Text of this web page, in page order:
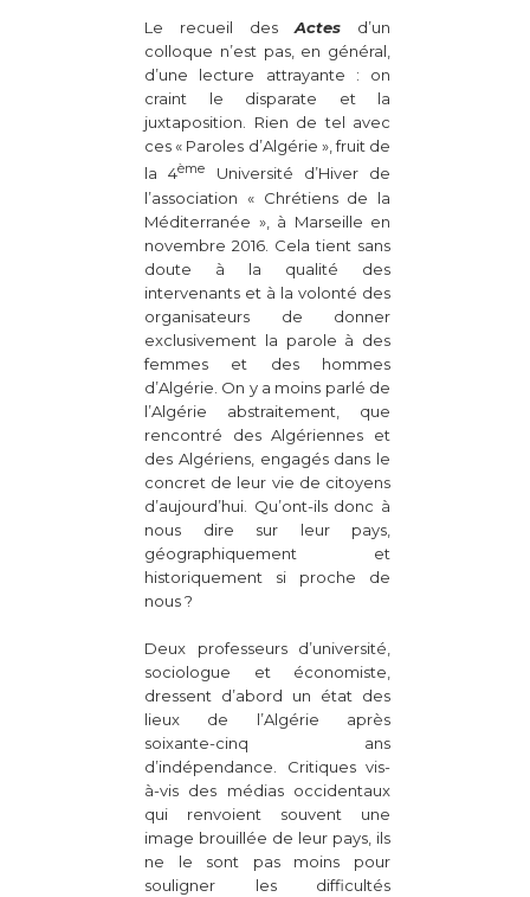
Le recueil desActes d’un
colloque n’est pas, en général,
d’une lecture attrayante : on
craint le disparate et la
juxtaposition. Rien de tel avec
ces « Paroles d’Algérie », fruit de
la 4ème
Université d’Hiver de
l’association « Chrétiens de la
Méditerranée », à Marseille en
novembre 2016. Cela tient sans
doute à la qualité des
intervenants et à la volonté des
organisateurs de donner
exclusivement la parole à des
femmes et des hommes
d’Algérie. On y a moins parlé de
l’Algérie abstraitement, que
rencontré des Algériennes et
des Algériens, engagés dans le
concret de leur vie de citoyens
d’aujourd’hui. Qu’ont-ils donc à
nous dire sur leur pays,
géographiquement et
historiquement si proche de
nous ?
Deux professeurs d’université,
sociologue et économiste,
dressent d’abord un état des
lieux de l’Algérie après
soixante-cinq ans
d’indépendance. Critiques vis-
à-vis des médias occidentaux
qui renvoient souvent une
image brouillée de leur pays, ils
ne le sont pas moins pour
souligner les difficultés